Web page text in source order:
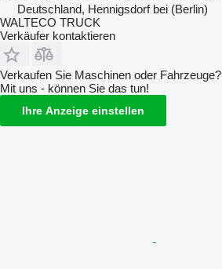
Deutschland, Hennigsdorf bei (Berlin)
WALTECO TRUCK
Verkäufer kontaktieren
Verkaufen Sie Maschinen oder Fahrzeuge?
Mit uns - können Sie das tun!
Ihre Anzeige einstellen